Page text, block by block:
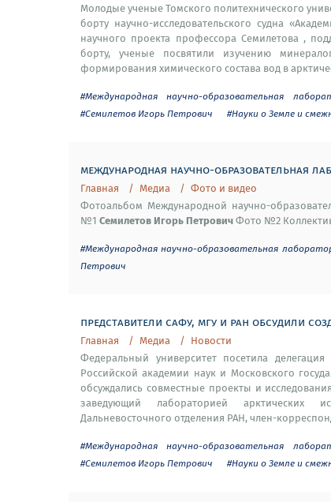
Молодые ученые Томского политехнического
борту научно-исследовательского судна
научного проекта профессора Семилетова ,
борту, ученые посвятили изучению
формирования химического состава вод в
#Международная научно-образовательная
#Семилетов Игорь Петрович
#Науки о Земле и
международная научно-образовательная
Главная Медиа
Фото и видео
Фотоальбом Международной научно-
№1 Семилетов Игорь ПетровичФото №2
#Международная научно-образовательная
Петрович
представители сафу, мгу и ран обсудили
Главная Медиа
Новости
Федеральный университет посетила
Российской академии наук и Московского
обсуждались совместные проекты и
заведующий лабораторией арктических
Дальневосточного отделения РАН, член-
#Международная научно-образовательная
#Семилетов Игорь Петрович
#Науки о Земле и